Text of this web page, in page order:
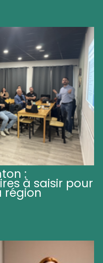
:
à saisir pour
région